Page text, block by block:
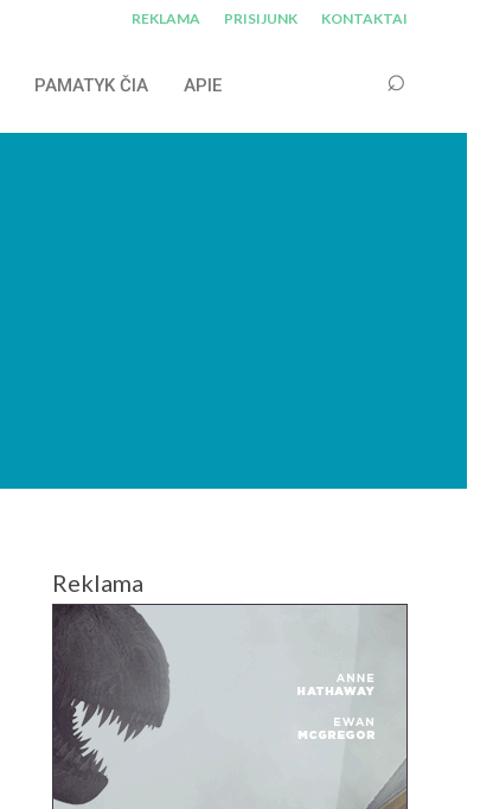
REKLAMA PRISIJUNK KONTAKTAI
PAMATYK ČIA APIE
Reklama